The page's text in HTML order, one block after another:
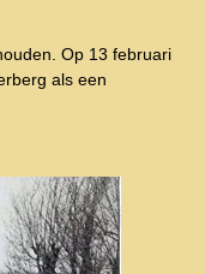
Op 13 februari
als een